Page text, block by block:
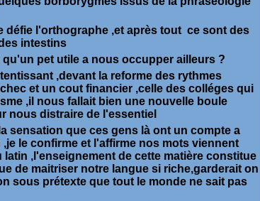
défie l'orthographe ,et après tout ce sont des
intestins
pet utile a nous occupper ailleurs ?
,devant la reforme des rythmes
et un cout financier ,celle des colléges qui
,il nous fallait bien une nouvelle boule
nous distraire de l'essentiel
sensation que ces gens là ont un compte a
le confirme et l'affirme nos mots viennent
,l'enseignement de cette matière constitue
de maitriser notre langue si riche,garderait on
sous prétexte que tout le monde ne sait pas